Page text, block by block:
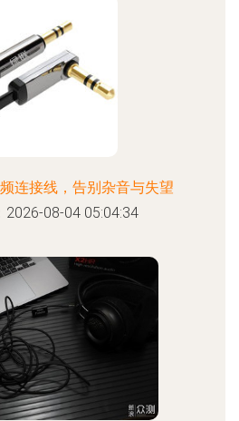
连接线，告别杂音与失望
2026-08-04 05:04:34